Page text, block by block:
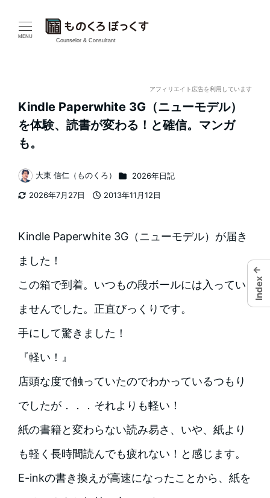
MENU
Counselor & Consultant
アフィリエイト広告を利用しています
Kindle Paperwhite 3G（ニューモデル）
を体験、読書が変わる！と確信。マンガ
も。
2026年7月27日
2013年11月12日
著
者
大東 信仁（ものくろ） カテゴリー
2026年日記
Kindle Paperwhite 3G（ニューモデル）が届き
ました！
この箱で到着。いつもの段ボールには入ってい
ませんでした。正直びっくりです。
手にして驚きました！
『軽い！』
店頭な度で触っていたのでわかっているつもり
でしたが．．．それよりも軽い！
紙の書籍と変わらない読み易さ、いや、紙より
も軽く長時間読んでも疲れない！と感じます。
E-inkの書き換えが高速になったことから、紙を
←
Index